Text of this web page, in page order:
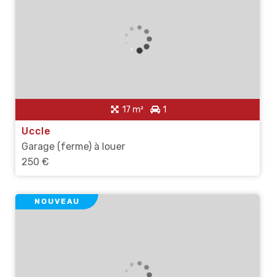
17 m² 1
Uccle
Garage (ferme) à louer
250 €
NOUVEAU